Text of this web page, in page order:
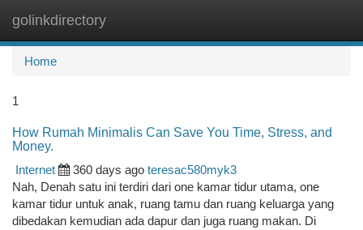
golinkdirectory
Home
1
How Rumah Minimalis Can Save You Time, Stress, and
Money.
Internet
360 days ago teresac580myk3
Nah, Denah satu ini terdiri dari one kamar tidur utama, one
kamar tidur untuk anak, ruang tamu dan ruang keluarga yang
dibedakan kemudian ada dapur dan juga ruang makan. Di